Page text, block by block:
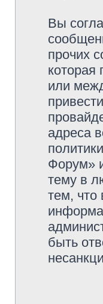
Вы
прочих
которая
или
адреса
Форум»
тему в
тем, что
быть